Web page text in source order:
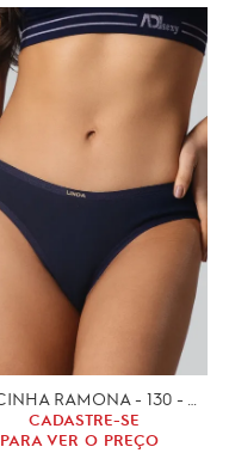
CADASTRE-SE
PARA VER O PREÇO